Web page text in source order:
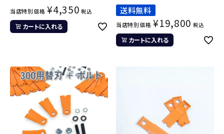
当店特別価格 ¥4,350 税込
カートに入れる
送料無料
当店特別価格 ¥19,800 税込
カートに入れる